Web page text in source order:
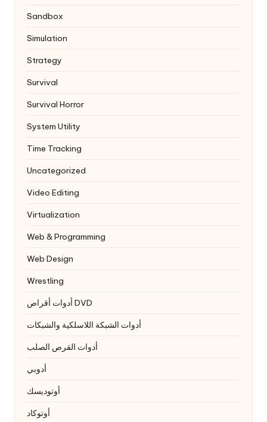
Sandbox
Simulation
Strategy
Survival
Survival Horror
System Utility
Time Tracking
Uncategorized
Video Editing
Virtualization
Web & Programming
Web Design
Wrestling
أدوات أقراص DVD
أدوات الشبكة اللاسلكية والشبكات
أدوات القرص الصلب
أدوبي
أوتوديسك
أوتوكاد